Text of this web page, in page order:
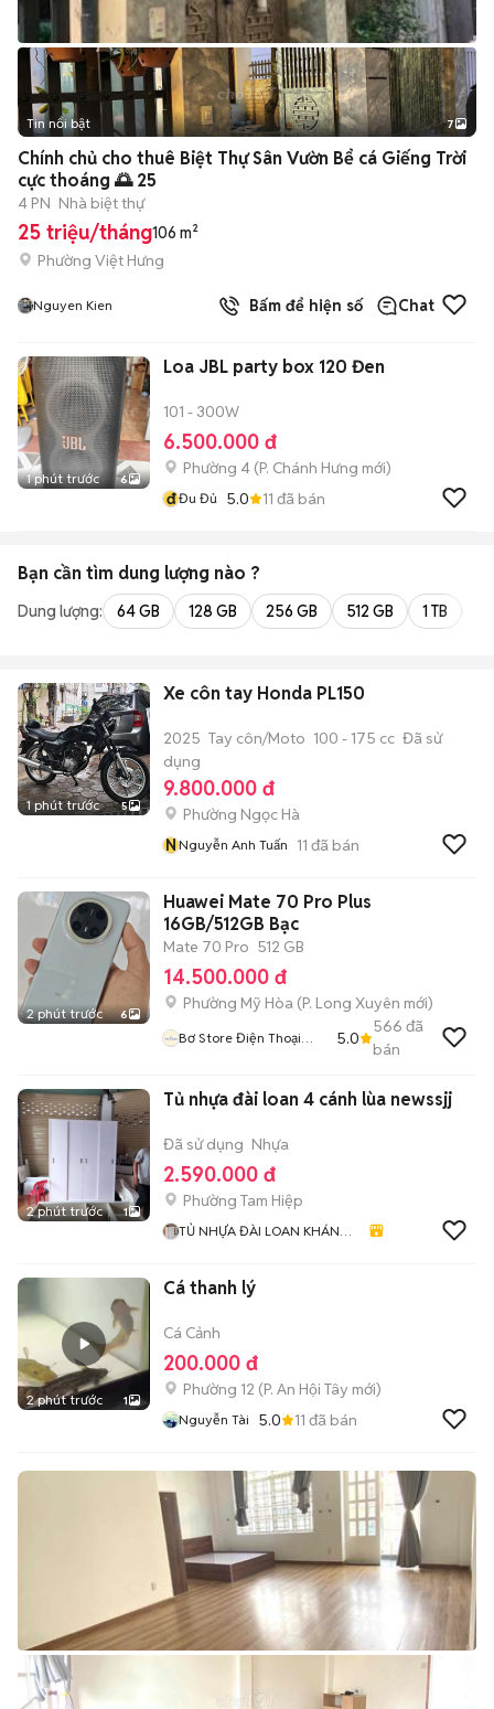
+2
Tin nổi bật 7
Chính chủ cho thuê Biệt Thự Sân Vườn Bể cá Giếng Trời
cực thoáng 🌅 25
4 PN Nhà biệt thự
25 triệu/tháng106 m²
Phường Việt Hưng
Nguyen Kien Bấm để hiện số Chat
1 phút trước 6
Loa JBL party box 120 Đen
101 - 300W
6.500.000 đ
Phường 4 (P. Chánh Hưng mới)
đĐu Đủ 5.0 11 đã bán
Bạn cần tìm dung lượng nào ?
Dung lượng: 64 GB 128 GB 256 GB 512 GB 1 TB
1 phút trước 5
Xe côn tay Honda PL150
2025 Tay côn/Moto 100 - 175 cc Đã sử
dụng
9.800.000 đ
Phường Ngọc Hà
NNguyễn Anh Tuấn 11 đã bán
2 phút trước 6
Huawei Mate 70 Pro Plus
16GB/512GB Bạc
Mate 70 Pro 512 GB
14.500.000 đ
Phường Mỹ Hòa (P. Long Xuyên mới)
Bơ Store Điện Thoại
5.0
566 đã
bán
2 phút trước 1
Tủ nhựa đài loan 4 cánh lùa newssjj
Đã sử dụng Nhựa
2.590.000 đ
Phường Tam Hiệp
TỦ NHỰA ĐÀI LOAN KHÁNH
2 phút trước 1
Cá thanh lý
Cá Cảnh
200.000 đ
Phường 12 (P. An Hội Tây mới)
Nguyễn Tài 5.0 11 đã bán